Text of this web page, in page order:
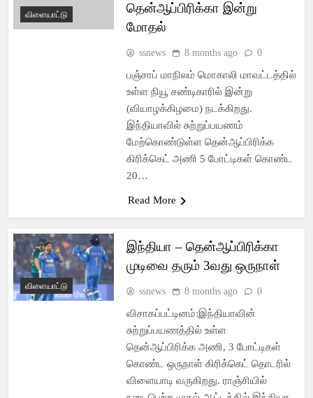
விளையாட்டு
தென்ஆப்பிரிக்கா இன்று
மோதல்
ssnews 8 months ago 0
பஞ்சாப் மாநிலம் மொகாலி மாவட்டத்தில்
உள்ள நியூ சண்டிகாரில் இன்று
(வியாழக்கிழமை) நடக்கிறது.
இந்தியாவில் சுற்றுப்பயணம்
மேற்கொண்டுள்ள தென்ஆப்பிரிக்க
கிரிக்கெட் அணி 5 போட்டிகள் கொண்ட
20…
Read More
விளையாட்டு
இந்தியா – தென்ஆப்பிரிக்கா
முடிவை தரும் 3வது ஒருநாள்
ssnews 8 months ago 0
விசாகப்பட்டினம்:இந்தியாவின்
சுற்றுப்பயணத்தில் உள்ள
தென்ஆப்பிரிக்க அணி, 3 போட்டிகள்
கொண்ட ஒருநாள் கிரிக்கெட் தொடரில்
விளையாடி வருகிறது. ராஞ்சியில்